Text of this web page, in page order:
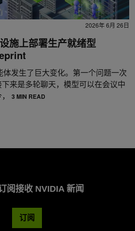
2026年 6月 26日
施上部署生产就绪型
发生了巨大变化。第一个问题一次
来是多轮聊天，模型可以在会议中
3 MIN READ
阅接收 NVIDIA 新闻
订阅